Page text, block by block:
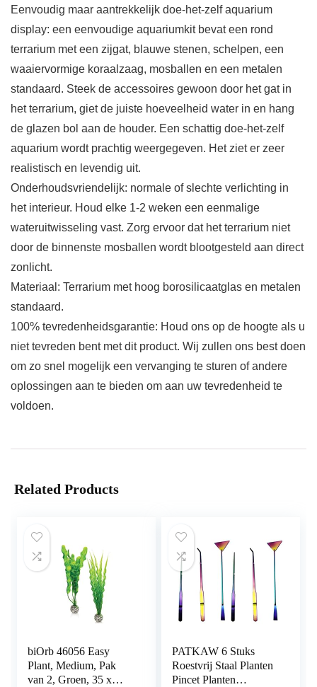
Eenvoudig maar aantrekkelijk doe-het-zelf aquarium
display: een eenvoudige aquariumkit bevat een rond
terrarium met een zijgat, blauwe stenen, schelpen, een
waaiervormige koraalzaag, mosballen en een metalen
standaard. Steek de accessoires gewoon door het gat in
het terrarium, giet de juiste hoeveelheid water in en hang
de glazen bol aan de houder. Een schattig doe-het-zelf
aquarium wordt prachtig weergegeven. Het ziet er zeer
realistisch en levendig uit.
Onderhoudsvriendelijk: normale of slechte verlichting in
het interieur. Houd elke 1-2 weken een eenmalige
wateruitwisseling vast. Zorg ervoor dat het terrarium niet
door de binnenste mosballen wordt blootgesteld aan direct
zonlicht.
Materiaal: Terrarium met hoog borosilicaatglas en metalen
standaard.
100% tevredenheidsgarantie: Houd ons op de hoogte als u
niet tevreden bent met dit product. Wij zullen ons best doen
om zo snel mogelijk een vervanging te sturen of andere
oplossingen aan te bieden om aan uw tevredenheid te
voldoen.
Related Products
biOrb 46056 Easy
Plant, Medium, Pak
van 2, Groen, 35 x
PATKAW 6 Stuks
Roestvrij Staal Planten
Pincet Planten